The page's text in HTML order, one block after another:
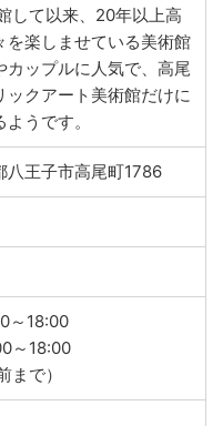
して以来、20年以上高
を楽しませている美術館
カップルに人気で、高尾
ックアート美術館だけに
うです。
王子市高尾町1786
～18:00
～18:00
まで）